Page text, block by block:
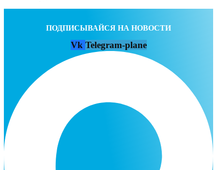
ПОДПИСЫВАЙСЯ НА НОВОСТИ
Vk Telegram-plane